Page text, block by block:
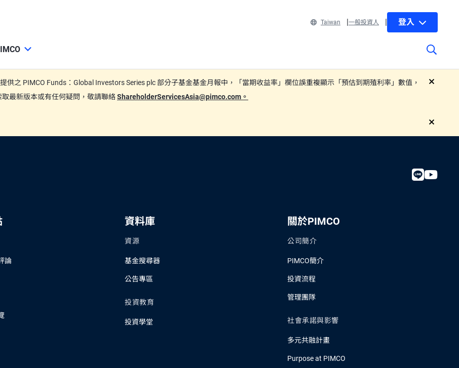
Taiwan 一般投資人 登入
供之 PIMCO Funds：Global Investors Series plc 部分子基金基金月報中，「當期收益率」欄位誤重複顯示「預估到期殖利率」數值，
最新版本或有任何疑問，敬請聯絡ShareholderServicesAsia@pimco.com。
論
資料庫
資源
基金搜尋器
公告專區
投資教育
投資學堂
關於PIMCO
公司簡介
PIMCO簡介
投資流程
管理團隊
社會承諾與影響
多元共融計畫
Purpose at PIMCO